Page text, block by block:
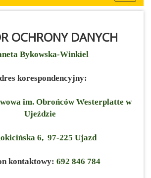
OCHRONY DANYCH
Bykowska-Winkiel
korespondencyjny:
im. Obrońców Westerplatte w
Ujeździe
6, 97-225 Ujazd
kontaktowy: 692 846 784